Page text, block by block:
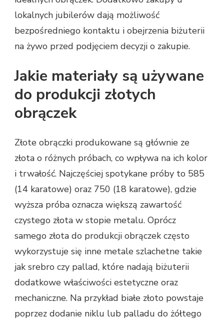
lokalnych jubilerów dają możliwość
bezpośredniego kontaktu i obejrzenia biżuterii
na żywo przed podjęciem decyzji o zakupie.
Jakie materiały są używane
do produkcji złotych
obrączek
Złote obrączki produkowane są głównie ze
złota o różnych próbach, co wpływa na ich kolor
i trwałość. Najczęściej spotykane próby to 585
(14 karatowe) oraz 750 (18 karatowe), gdzie
wyższa próba oznacza większą zawartość
czystego złota w stopie metalu. Oprócz
samego złota do produkcji obrączek często
wykorzystuje się inne metale szlachetne takie
jak srebro czy pallad, które nadają biżuterii
dodatkowe właściwości estetyczne oraz
mechaniczne. Na przykład białe złoto powstaje
poprzez dodanie niklu lub palladu do żółtego